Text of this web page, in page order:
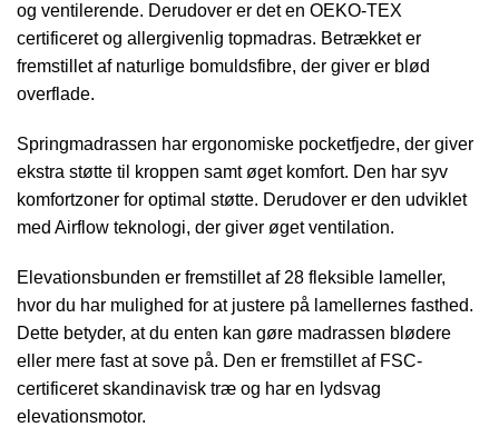
og ventilerende. Derudover er det en OEKO-TEX
certificeret og allergivenlig topmadras. Betrækket er
fremstillet af naturlige bomuldsfibre, der giver er blød
overflade.
Springmadrassen har ergonomiske pocketfjedre, der giver
ekstra støtte til kroppen samt øget komfort. Den har syv
komfortzoner for optimal støtte. Derudover er den udviklet
med Airflow teknologi, der giver øget ventilation.
Elevationsbunden er fremstillet af 28 fleksible lameller,
hvor du har mulighed for at justere på lamellernes fasthed.
Dette betyder, at du enten kan gøre madrassen blødere
eller mere fast at sove på. Den er fremstillet af FSC-
certificeret skandinavisk træ og har en lydsvag
elevationsmotor.